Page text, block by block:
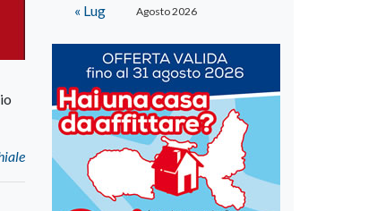
Agosto 2026
« Lug